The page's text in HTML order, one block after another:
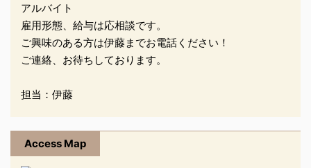
アルバイト
雇用形態、給与は応相談です。
ご興味のある方は伊藤までお電話ください！
ご連絡、お待ちしております。
担当：伊藤
Access Map